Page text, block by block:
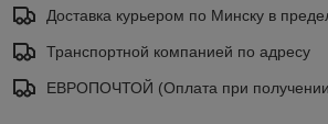
Доставка курьером по Минску в
Транспортной компанией по адресу
ЕВРОПОЧТОЙ (Оплата при